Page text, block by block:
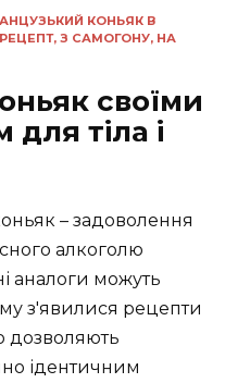
КОНЬЯК В
З САМОГОНУ, НА
своїми
тіла і
– задоволення
алкоголю
аналоги можуть
з'явилися рецепти
дозволяють
ідентичним